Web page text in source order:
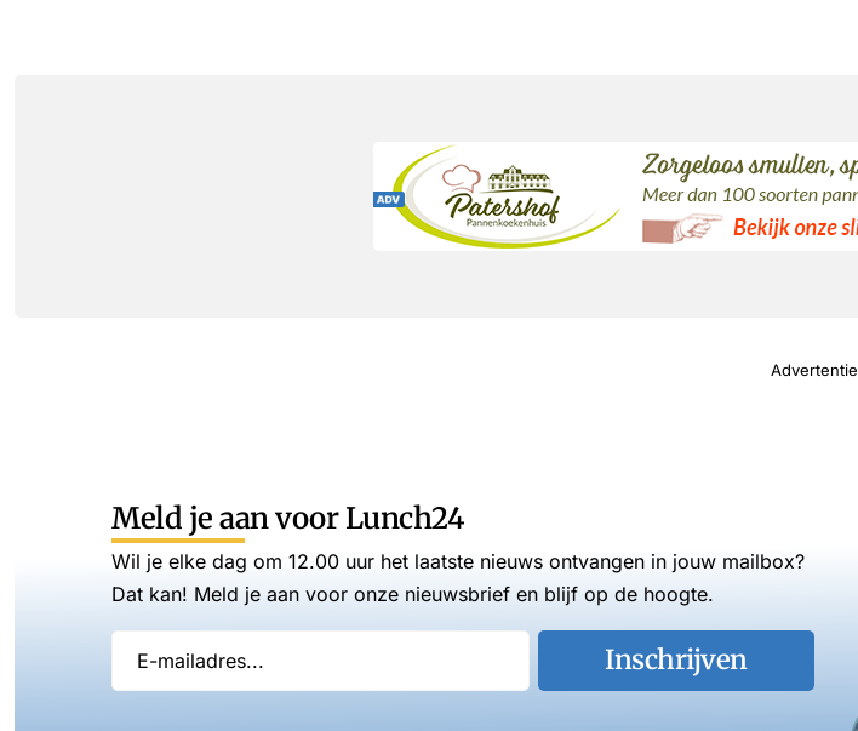
Advertentie
Meld je aan voor Lunch24
Wil je elke dag om 12.00 uur het laatste nieuws ontvangen in jouw mailbox?
Dat kan! Meld je aan voor onze nieuwsbrief en blijf op de hoogte.
Inschrijven